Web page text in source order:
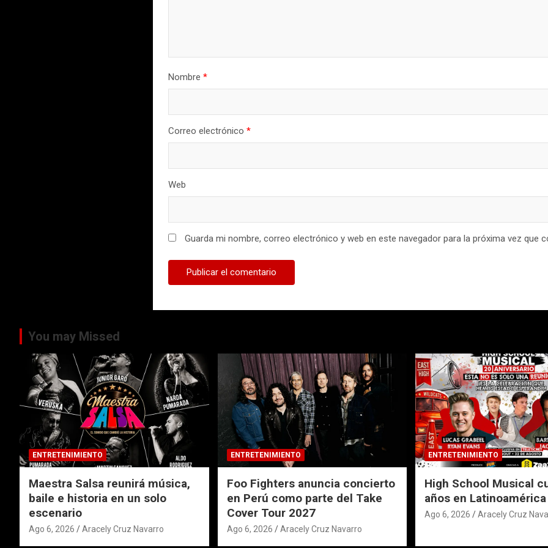
Nombre*
Correo electrónico*
Web
Guarda mi nombre, correo electrónico y web en este navegador para la próxima vez que
You may Missed
ENTRETENIMIENTO
Maestra Salsa reunirá música,
baile e historia en un solo
escenario
Ago 6, 2026 Aracely Cruz Navarro
ENTRETENIMIENTO
Foo Fighters anuncia concierto
en Perú como parte del Take
Cover Tour 2027
Ago 6, 2026 Aracely Cruz Navarro
ENTRETENIMIENTO
High School Musical
años en Latinoamérica
Ago 6, 2026 Aracely Cruz